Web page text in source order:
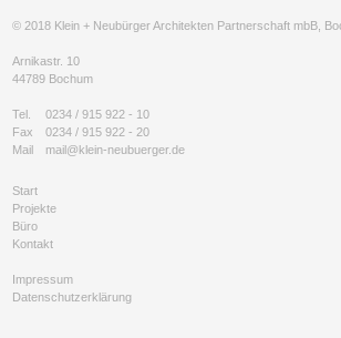
© 2018 Klein + Neubürger Architekten Partnerschaft mbB,
Arnikastr. 10
44789 Bochum
Tel.
0234 / 915 922 - 10
Fax
0234 / 915 922 - 20
Mail
mail@klein-neubuerger.de
Start
Projekte
Büro
Kontakt
Impressum
Datenschutzerklärung